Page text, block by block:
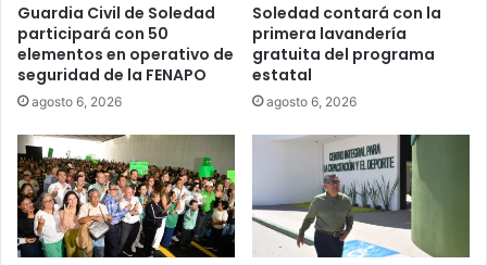
Guardia Civil de Soledad
participará con 50
elementos en operativo de
seguridad de la FENAPO
agosto 6, 2026
Soledad contará con la
primera lavandería
gratuita del programa
estatal
agosto 6, 2026